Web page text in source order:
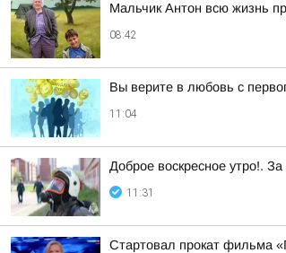
Мальчик Антон всю жизнь
08:42
Вы верите в любовь с
11:04
Доброе воскресное утро!.
11:31
Стартовал прокат фильма